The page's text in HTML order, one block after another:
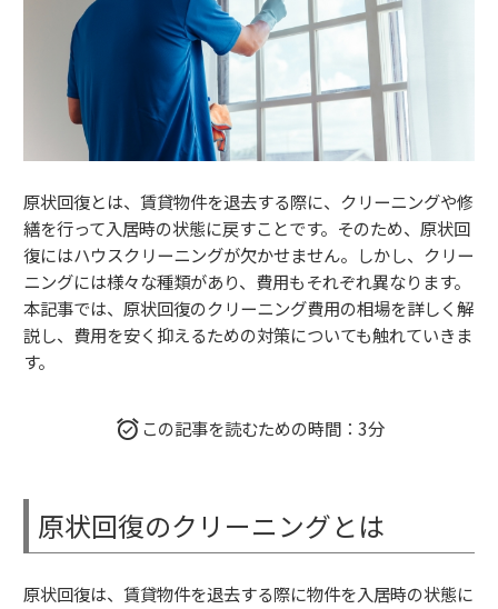
原状回復とは、賃貸物件を退去する際に、クリーニングや修
繕を行って入居時の状態に戻すことです。そのため、原状回
復にはハウスクリーニングが欠かせません。しかし、クリー
ニングには様々な種類があり、費用もそれぞれ異なります。
本記事では、原状回復のクリーニング費用の相場を詳しく解
説し、費用を安く抑えるための対策についても触れていきま
す。
この記事を読むための時間：3分
原状回復のクリーニングとは
原状回復は、賃貸物件を退去する際に物件を入居時の状態に